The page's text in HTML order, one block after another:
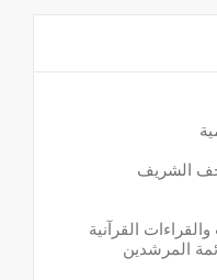
الشريف
القرآنية
المرشدين